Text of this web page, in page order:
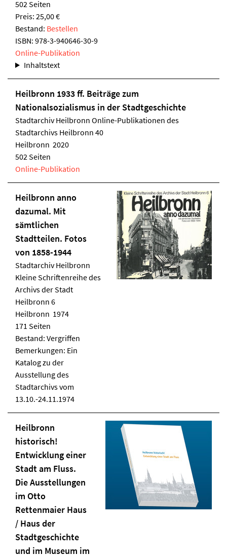
502 Seiten
Preis: 25,00 €
Bestand: Bestellen
ISBN: 978-3-940646-30-9
Online-Publikation
Inhaltstext
Heilbronn 1933 ff. Beiträge zum
Nationalsozialismus in der Stadtgeschichte
Stadtarchiv Heilbronn Online-Publikationen des
Stadtarchivs Heilbronn 40
Heilbronn 2020
502 Seiten
Online-Publikation
Heilbronn anno
dazumal. Mit
sämtlichen
Stadtteilen. Fotos
von 1858-1944
Stadtarchiv Heilbronn
Kleine Schriftenreihe des
Archivs der Stadt
Heilbronn 6
Heilbronn 1974
171 Seiten
Bestand: Vergriffen
Bemerkungen: Ein
Katalog zu der
Ausstellung des
Stadtarchivs vom
13.10.-24.11.1974
Heilbronn
historisch!
Entwicklung einer
Stadt am Fluss.
Die Ausstellungen
im Otto
Rettenmaier Haus
/ Haus der
Stadtgeschichte
und im Museum im